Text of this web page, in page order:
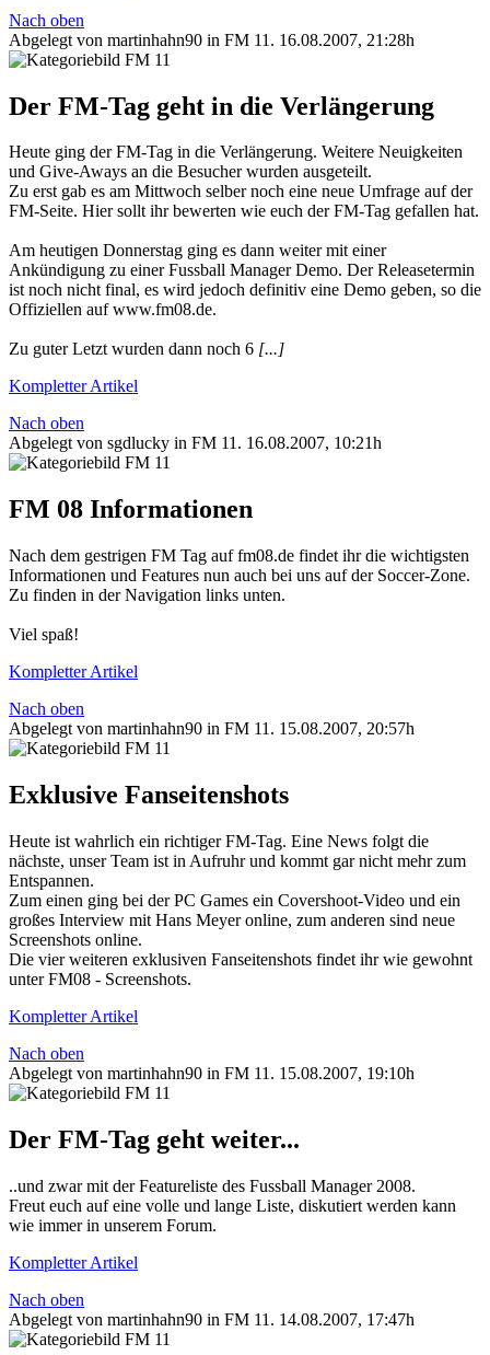
Nach oben
Abgelegt von martinhahn90 in FM 11 . 16.08.2007, 21:28h
Der FM-Tag geht in die Verlängerung
Heute ging der FM-Tag in die Verlängerung. Weitere Neuigkeiten
und Give-Aways an die Besucher wurden ausgeteilt.
Zu erst gab es am Mittwoch selber noch eine neue Umfrage auf der
FM-Seite. Hier sollt ihr bewerten wie euch der FM-Tag gefallen hat.
Am heutigen Donnerstag ging es dann weiter mit einer
Ankündigung zu einer Fussball Manager Demo. Der Releasetermin
ist noch nicht final, es wird jedoch definitiv eine Demo geben, so die
Offiziellen auf www.fm08.de.
Zu guter Letzt wurden dann noch 6 [...]
Kompletter Artikel
Nach oben
Abgelegt von sgdlucky in FM 11. 16.08.2007, 10:21h
FM 08 Informationen
Nach dem gestrigen FM Tag auf fm08.de findet ihr die wichtigsten
Informationen und Features nun auch bei uns auf der Soccer-Zone.
Zu finden in der Navigation links unten.
Viel spaß!
Kompletter Artikel
Nach oben
Abgelegt von martinhahn90 in FM 11 . 15.08.2007, 20:57h
Exklusive Fanseitenshots
Heute ist wahrlich ein richtiger FM-Tag. Eine News folgt die
nächste, unser Team ist in Aufruhr und kommt gar nicht mehr zum
Entspannen.
Zum einen ging bei der PC Games ein Covershoot-Video und ein
großes Interview mit Hans Meyer online, zum anderen sind neue
Screenshots online.
Die vier weiteren exklusiven Fanseitenshots findet ihr wie gewohnt
unter FM08 - Screenshots.
Kompletter Artikel
Nach oben
Abgelegt von martinhahn90 in FM 11 . 15.08.2007, 19:10h
Der FM-Tag geht weiter...
..und zwar mit der Featureliste des Fussball Manager 2008.
Freut euch auf eine volle und lange Liste, diskutiert werden kann
wie immer in unserem Forum.
Kompletter Artikel
Nach oben
Abgelegt von martinhahn90 in FM 11 . 14.08.2007, 17:47h